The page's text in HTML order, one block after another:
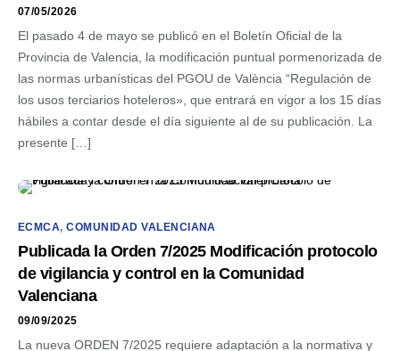
07/05/2026
El pasado 4 de mayo se publicó en el Boletín Oficial de la
Provincia de Valencia, la modificación puntual pormenorizada de
las normas urbanísticas del PGOU de València “Regulación de
los usos terciarios hoteleros», que entrará en vigor a los 15 días
hábiles a contar desde el día siguiente al de su publicación. La
presente […]
ECMCA,COMUNIDAD VALENCIANA
Publicada la Orden 7/2025 Modificación protocolo
de vigilancia y control en la Comunidad
Valenciana
09/09/2025
La nueva ORDEN 7/2025 requiere adaptación a la normativa y